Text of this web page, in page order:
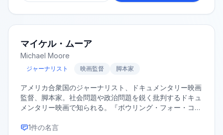
マイケル・ムーア
Michael Moore
ジャーナリスト 映画監督 脚本家
アメリカ合衆国のジャーナリスト、ドキュメンタリー映画
監督、脚本家。社会問題や政治問題を鋭く批判するドキュ
メンタリー映画で知られる。『ボウリング・フォー・コロ
いる。
1件の名言